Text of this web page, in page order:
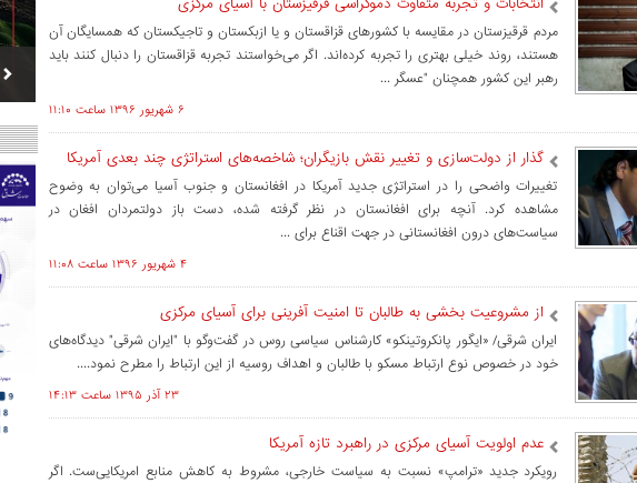
مردم قرقیزستان در مقایسه با کشورهای قزاقستان و یا ازبکستان و تاجیکستان که همسایگان آن
هستند، روند خیلی بهتری را تجربه کرده‌اند. اگر می‌خواستند تجربه قزاقستان را دنبال کنند باید
رهبر این کشور همچنان "عسگر ...
۶ شهريور ۱۳۹۶ ساعت ۱۱:۱۰
گذار از دولت‌سازی و تغییر نقش بازیگران؛ شاخصه‌‌های استراتژی چند بعدی آمریکا
تغییرات واضحی را در استراتژی جدید آمریکا در افغانستان و جنوب آسیا می‌توان به وضوح
مشاهده کرد. آنچه برای افغانستان در نظر گرفته شده، دست باز دولتمردان افغان در
سیاست‌های درون افغانستانی در جهت اقناع برای ...
۴ شهريور ۱۳۹۶ ساعت ۱۱:۰۸
از مشروعیت بخشی به طالبان تا امنیت آفرینی برای آسیای مرکزی
ایران شرقی/ «ایگور پانکروتینکو» کارشناس سیاسی روس در گفت‌وگو با "ایران شرقی" دیدگاه‌های
خود در خصوص نوع ارتباط مسکو با طالبان و اهداف روسیه از این ارتباط را مطرح نمود....
۲۳ آذر ۱۳۹۵ ساعت ۱۴:۱۳
عدم اولویت آسیای مرکزی در راهبرد تازه آمریکا
رویکرد جدید «ترامپ» نسبت به سیاست خارجی، مشروط به کاهش منابع امریکایی‌ست. اگر